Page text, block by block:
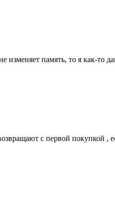
память, то я как-то
с первой покупкой ,